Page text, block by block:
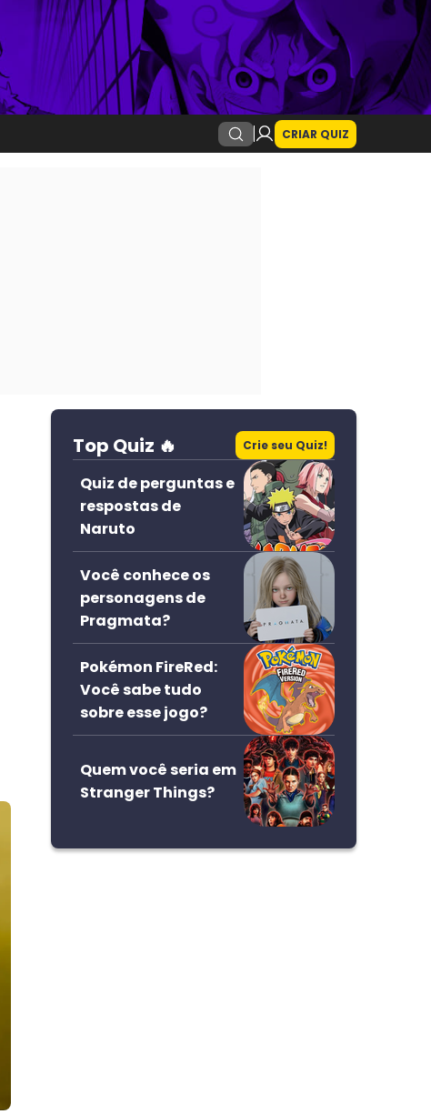
CRIAR QUIZ
Top Quiz 🔥 Crie seu Quiz!
Quiz de perguntas e
respostas de
Naruto
Você conhece os
personagens de
Pragmata?
Pokémon FireRed:
Você sabe tudo
sobre esse jogo?
Quem você seria em
Stranger Things?